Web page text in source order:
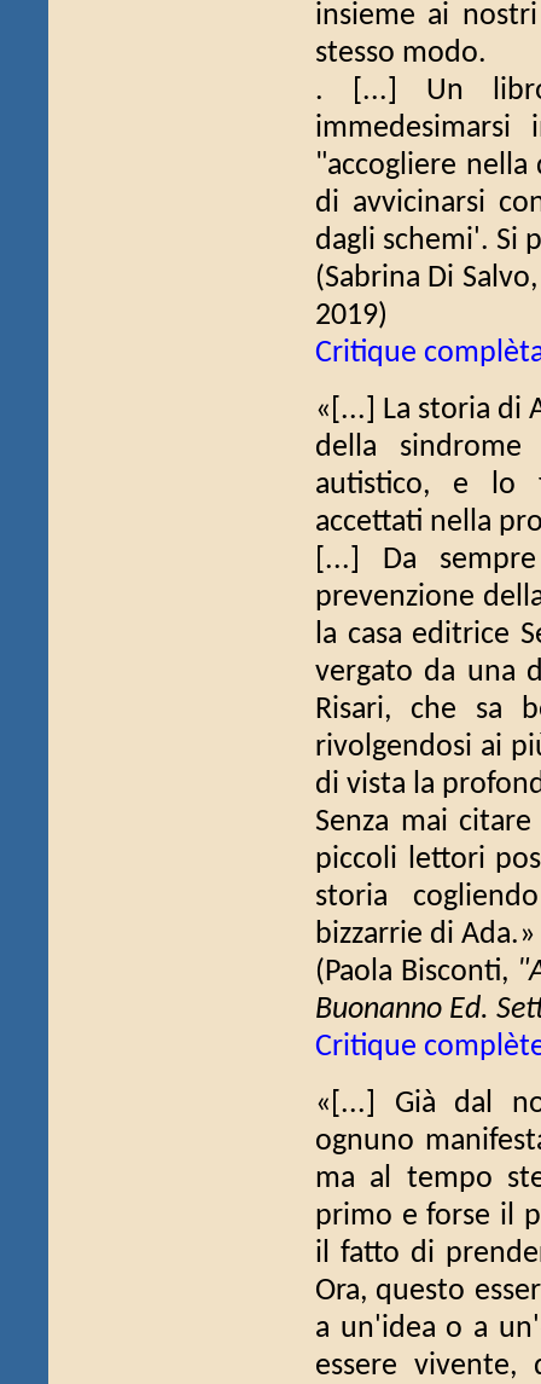
insieme ai
stesso modo.
. [...] Un
"accogliere
di avvicinarsi
dagli schemi'. Si
(Sabrina Di
2019)
Critique
«[...] La storia di
della
autistico, e lo
accettati nella
[...] Da
prevenzione
la casa editrice
vergato da una
Risari, che sa
rivolgendosi ai
di vista la
Senza mai
piccoli lettori
storia
bizzarrie di Ada.»
(Paola Bisconti,
Buonanno Ed.
Critique
«[...] Già dal
ognuno
ma al tempo
primo e forse il
il fatto di
Ora, questo
a un'idea o a
essere